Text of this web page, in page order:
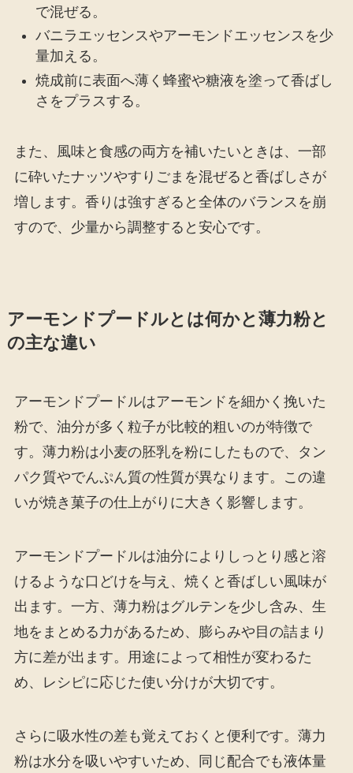
で混ぜる。
バニラエッセンスやアーモンドエッセンスを少
量加える。
焼成前に表面へ薄く蜂蜜や糖液を塗って香ばし
さをプラスする。
また、風味と食感の両方を補いたいときは、一部
に砕いたナッツやすりごまを混ぜると香ばしさが
増します。香りは強すぎると全体のバランスを崩
すので、少量から調整すると安心です。
アーモンドプードルとは何かと薄力粉と
の主な違い
アーモンドプードルはアーモンドを細かく挽いた
粉で、油分が多く粒子が比較的粗いのが特徴で
す。薄力粉は小麦の胚乳を粉にしたもので、タン
パク質やでんぷん質の性質が異なります。この違
いが焼き菓子の仕上がりに大きく影響します。
アーモンドプードルは油分によりしっとり感と溶
けるような口どけを与え、焼くと香ばしい風味が
出ます。一方、薄力粉はグルテンを少し含み、生
地をまとめる力があるため、膨らみや目の詰まり
方に差が出ます。用途によって相性が変わるた
め、レシピに応じた使い分けが大切です。
さらに吸水性の差も覚えておくと便利です。薄力
粉は水分を吸いやすいため、同じ配合でも液体量